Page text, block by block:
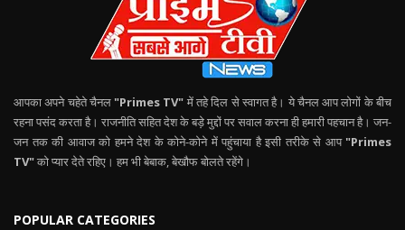
आपका अपने चहेते चैनल "Primes TV" में तहे दिल से स्वागत है। ये चैनल आप लोगों के बीच
रहना पसंद करता है। राजनीति सहित देश के बड़े मुद्दों पर सवाल करना ही हमारी पहचान है। जन-
जन तक की आवाज को हमने देश के कोने-कोने में पहुंचाया है इसी तरीके से आप "Primes
TV"को प्यार देते रहिए। हम भी बेबाक, बेखौफ बोलते रहेंगे।
POPULAR CATEGORIES